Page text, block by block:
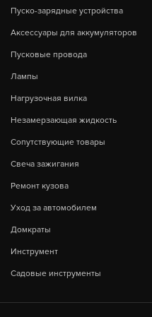
Пуско-зарядные устройства
Аксессуары для аккумуляторов
Пусковые провода
Лампы
Нагрузочная вилка
Незамерзающая жидкость
Сопутствующие товары
Свеча зажигания
Ремонт кузова
Уход за автомобилем
Домкраты
Инструмент
Садовые инструменты